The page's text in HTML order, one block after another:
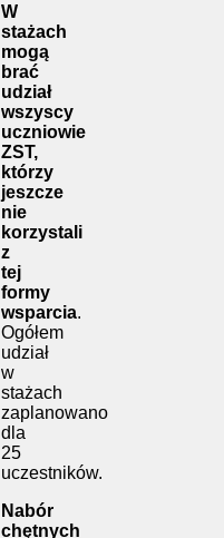
W
stażach
mogą
brać
udział
wszyscy
uczniowie
ZST,
którzy
jeszcze
nie
korzystali
z
tej
formy
wsparcia.
Ogółem
udział
w
stażach
zaplanowano
dla
25
uczestników.
Nabór
chętnych